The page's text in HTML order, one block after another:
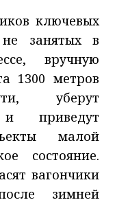
ключевых
занятых в
вручную
1300 метров
уберут
приведут
малой
состояние.
вагончики
зимней